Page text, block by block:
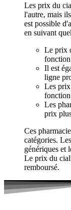
Les prix du
l'autre, mais
est possible
en suivant
Le prix
Il est
ligne
Les
Les
prix
Ces
catégories.
génériques et
Le prix du
remboursé.